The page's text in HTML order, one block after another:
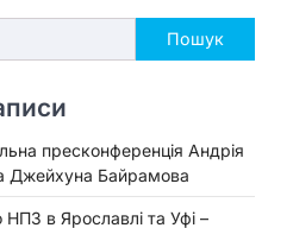
Пошук
пресконференція Андрія
Джейхуна Байрамова
в Ярославлі та Уфі –